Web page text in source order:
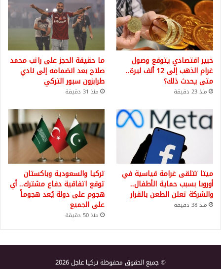
خبير اقتصادي يتوقع وصول
غرام الذهب إلى 12 ألف ليرة..
متى يحدث ذلك؟
منذ 23 دقيقة
ما حقيقة الحجز على راتب محمد
صلاح بعد انضمامه إلى نادي
طرابزون سبور التركي
منذ 31 دقيقة
ميتا تتلقى غرامة قياسية في
أوروبا بسبب حماية الأطفال..
والشركة تعلن الطعن بالقرار
منذ 38 دقيقة
تركيا والسعودية وباكستان
توقع اتفاقية دفاع مشترك.. أي
هجوم على دولة يُعد هجوماً
على الجميع
منذ 50 دقيقة
© جميع الحقوق محفوظة تركيا عاجل 2026